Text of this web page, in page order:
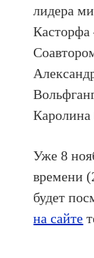
лидера
Каролина
Уже 8
времени
будет
на сайте